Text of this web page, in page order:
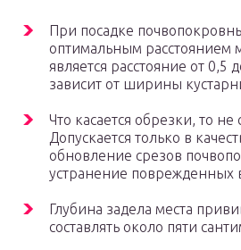
При посадке
оптимальным расстоянием
является расстояние от 0,5
зависит от ширины
Что касается обрезки, то не
Допускается только в
обновление срезов
устранение поврежденных
Глубина задела места
составлять около пяти